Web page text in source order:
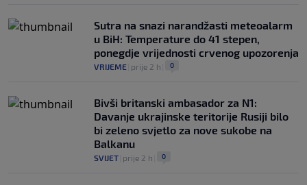
Sutra na snazi narandžasti meteoalarm
u BiH: Temperature do 41 stepen,
ponegdje vrijednosti crvenog upozorenja
VRIJEME prije 2 h 0
Bivši britanski ambasador za N1:
Davanje ukrajinske teritorije Rusiji bilo
bi zeleno svjetlo za nove sukobe na
Balkanu
SVIJET prije 2 h 0